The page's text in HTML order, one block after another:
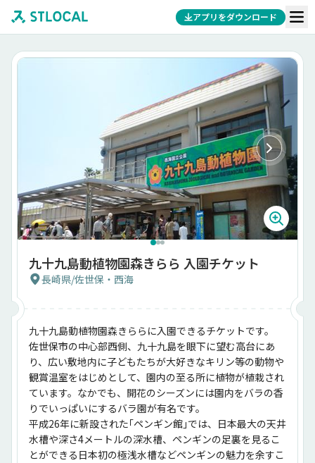
アプリをダウンロード
九十九島動植物園森きらら 入園チケット
長崎県/佐世保・西海
九十九島動植物園森きららに入園できるチケットです。
佐世保市の中心部西側、九十九島を眼下に望む高台にあ
り、広い敷地内に子どもたちが大好きなキリン等の動物や
観賞温室をはじめとして、園内の至る所に植物が植栽され
ています。なかでも、開花のシーズンには園内をバラの香
りでいっぱいにするバラ園が有名です。
平成26年に新設された｢ペンギン館｣では、日本最大の天井
水槽や深さ4メートルの深水槽、ペンギンの足裏を見るこ
とができる日本初の極浅水槽などペンギンの魅力を余すこ